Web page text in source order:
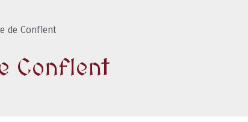
de Conflent
Conflent